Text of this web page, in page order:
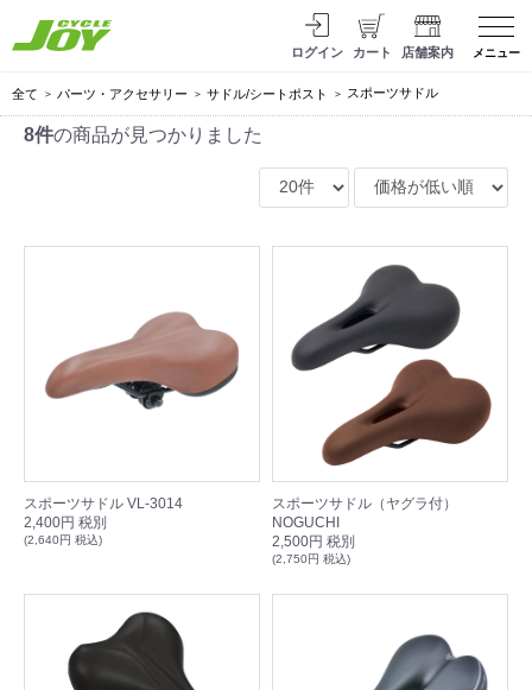
ログイン カート 店舗案内 メニュー
全て パーツ・アクセサリー サドル/シートポスト スポーツサドル
8件の商品が見つかりました
スポーツサドル VL-3014
2,400円 税別
(2,640円 税込)
スポーツサドル（ヤグラ付）
NOGUCHI
2,500円 税別
(2,750円 税込)